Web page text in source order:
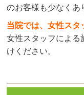
のお客様も少なくあ
当院では、女性スタ
女性スタッフによる
けください。